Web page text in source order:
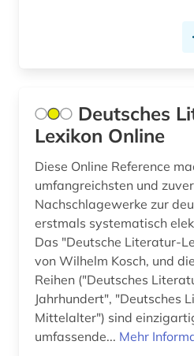
bilddatenbank (2)
bildende kunst (1)
bildmaterial (1)
bildnismalerei (1)
bildverarbeitung (1)
biobibliographie (1)
biograf (1)
Ostmitteleuropa (4)
Polen (15)
Portugal (1)
Roemisches Reich (1)
Rumänien (2)
Russland,
Saarland (1)
Deutsches
Lexikon Online
Diese Online Reference
umfangreichsten und
Nachschlagewerke zur
erstmals systematisch
Das "Deutsche Literatur-
von Wilhelm Kosch, und
Reihen ("Deutsches
Jahrhundert", "Deutsches
Mittelalter") sind
umfassende... Mehr